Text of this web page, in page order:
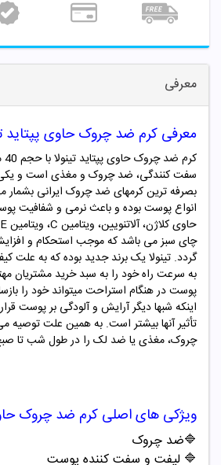
معرفی
معرفی کرم ضد چروک حاوی پپتاید
سفت کنندگی، ضد چروک و مغذی است و یکی
بصرفه ترین کرمهای ضد چروک ایرانی بشمار
انواع پوست بوده و باعث نرمی و شفافیت
چای سبز می باشد که موجب استحکام و
گردد. تینولا یک برند جدید بوده که به علت
به سرعت راه خود را به سبد خرید مشتریان
پوست در هنگام استراحت میتواند خود را
اینکه شبها دیگر آرایش و آلودگی بر پوست
تأثیر آنها بیشتر است. به همین علت توصیه
چروک، مغذی یا ضد لک را در طول شب تا
ویژکی های اصلی کرم ضد چروک
🔷ضد چروک
🔷 لیفت و سفت کننده پوست